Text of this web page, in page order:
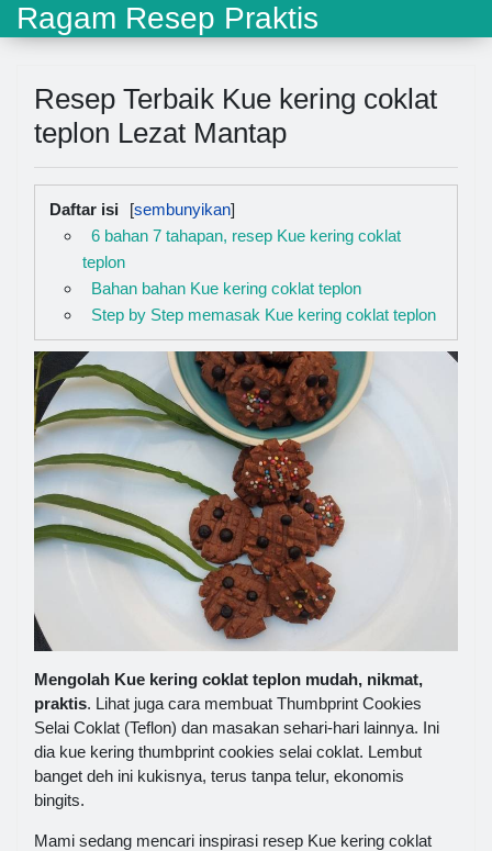
Ragam Resep Praktis
Resep Terbaik Kue kering coklat
teplon Lezat Mantap
Daftar isi
6 bahan 7 tahapan, resep Kue kering coklat
teplon
Bahan bahan Kue kering coklat teplon
Step by Step memasak Kue kering coklat teplon
Mengolah Kue kering coklat teplon mudah, nikmat,
praktis. Lihat juga cara membuat Thumbprint Cookies
Selai Coklat (Teflon) dan masakan sehari-hari lainnya. Ini
dia kue kering thumbprint cookies selai coklat. Lembut
banget deh ini kukisnya, terus tanpa telur, ekonomis
bingits.
Mami sedang mencari inspirasi resep Kue kering coklat